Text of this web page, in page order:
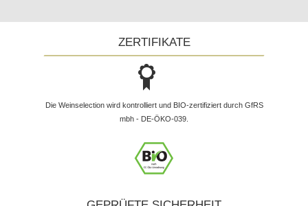
ZERTIFIKATE
Die Weinselection wird kontrolliert und BIO-zertifiziert durch GfRS
mbh - DE-ÖKO-039.